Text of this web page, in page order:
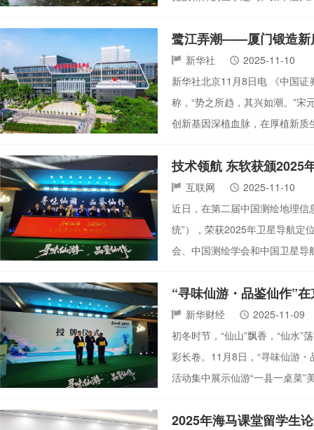
鹭江弄潮——厦门锻造新
新华社
2025-11-10
新华社北京11月8日电 《中国
称，“势之所趋，其兴如潮。”宋
创新基因深植血脉，在厚植新
技术领航 东软获颁2025
互联网
2025-11-10
近日，在第二届中国测绘地理信
统”），荣获2025年卫星导航定
会、中国测绘学会和中国卫星
“寻味仙游・品鉴仙作”
新华财经
2025-11-09
初冬时节，“仙山”飘香，“仙水”
彩长卷。11月8日，“寻味仙游
活动集中展示仙游“一县一桌菜
2025年海马课堂留学生